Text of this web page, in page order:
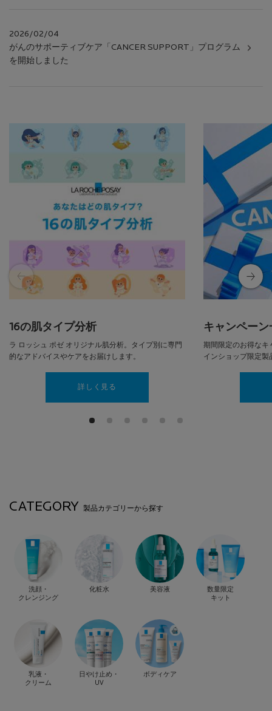
2026/02/04
がんのサポーティブケア「CANCER SUPPORT」プログラム
を開始しました
16の肌タイプ分析
ラ ロッシュ ポゼ オリジナル肌分析。タイプ別に専門
的なアドバイスやケアをお届けします。
詳しく見る
キャンペーン
期間限定のお得なキ
インショップ限定製
CATEGORY 製品カテゴリーから探す
洗顔・
クレンジング
乳液・
クリーム
化粧水
日やけ止め・
UV
美容液
ボディケア
数量限定
キット